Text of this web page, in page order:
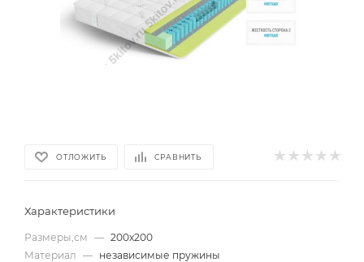
ОТЛОЖИТЬ СРАВНИТЬ
Характеристики
Размеры,см — 200х200
Материал — независимые пружины